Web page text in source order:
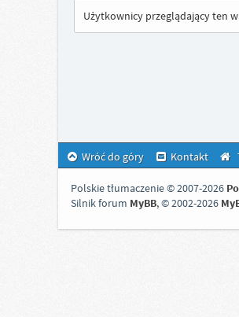
Użytkownicy przeglądający ten
Wróć do góry Kontakt
Polskie tłumaczenie © 2007-2026
Silnik forum MyBB, © 2002-2026